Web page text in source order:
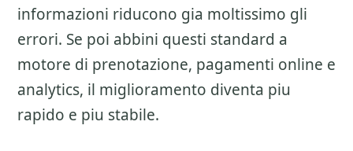
informazioni riducono gia moltissimo gli
errori. Se poi abbini questi standard a
motore di prenotazione, pagamenti online e
analytics, il miglioramento diventa piu
rapido e piu stabile.